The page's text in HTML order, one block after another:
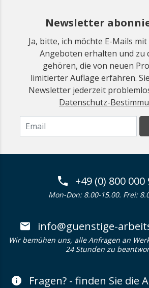
Newsletter
Ja, bitte, ich möchte E-Mails
Angeboten erhalten und zu
gehören, die von neuen
limitierter Auflage erfahren.
Newsletter jederzeit
Datenschutz-
+49 (0) 800 000
Mon-Don: 8.00-15.00. Frei:
info@guenstige-
Wir bemühen uns, alle Anfragen an
24 Stunden zu
Fragen? - finden Sie die